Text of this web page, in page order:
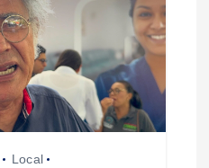
Local